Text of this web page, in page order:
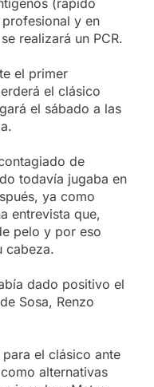
y en
realizará un PCR.
el primer
el clásico
el sábado a las
de
todavía jugaba en
ya como
entrevista que,
pelo y por eso
cabeza.
dado positivo el
Sosa, Renzo
el clásico ante
alternativas